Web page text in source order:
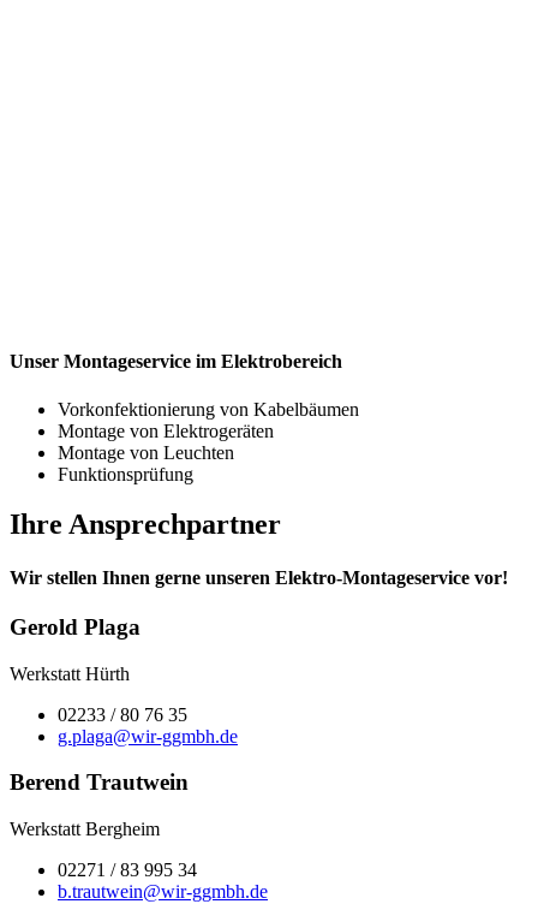
Unser Montageservice im Elektrobereich
Vorkonfektionierung von Kabelbäumen
Montage von Elektrogeräten
Montage von Leuchten
Funktionsprüfung
Ihre Ansprechpartner
Wir stellen Ihnen gerne unseren Elektro-Montageservice vor!
Gerold Plaga
Werkstatt Hürth
02233 / 80 76 35
g.plaga@wir-ggmbh.de
Berend Trautwein
Werkstatt Bergheim
02271 / 83 995 34
b.trautwein@wir-ggmbh.de